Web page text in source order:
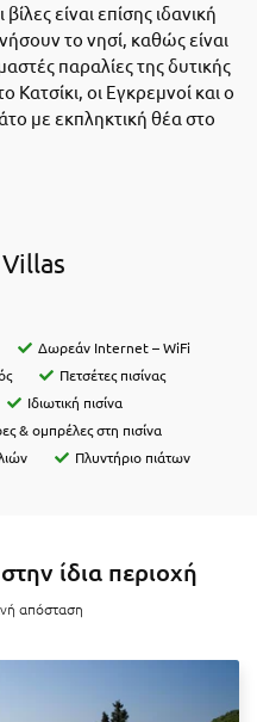
είναι επίσης ιδανική
το νησί, καθώς είναι
παραλίες της δυτικής
οι Εγκρεμνοί και ο
με εκπληκτική θέα στο
Δωρεάν Internet – WiFi
Πετσέτες πισίνας
Ιδιωτική πισίνα
& ομπρέλες στη πισίνα
Πλυντήριο πιάτων
ίδια περιοχή
απόσταση